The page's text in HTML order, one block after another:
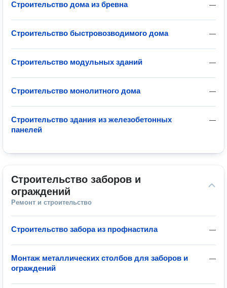
—
Строительство дома из бревна
—
Строительство быстровозводимого дома
—
Строительство модульных зданий
—
Строительство монолитного дома
—
Строительство здания из железобетонных
панелей
Строительство заборов и
ограждений
Ремонт и строительство
—
Строительство забора из профнастила
—
Монтаж металлических столбов для заборов и
ограждений